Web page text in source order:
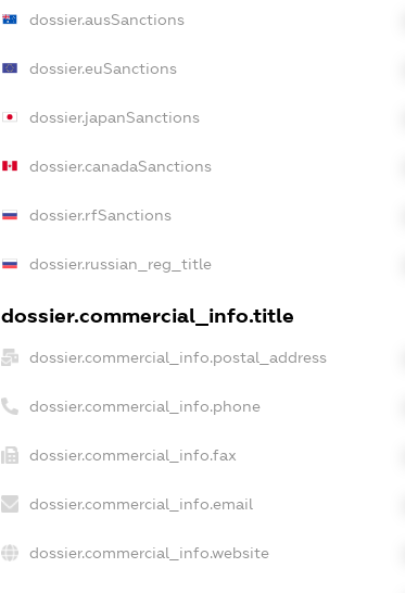
dossier.ausSanctions
dossier.euSanctions
dossier.japanSanctions
dossier.canadaSanctions
dossier.rfSanctions
dossier.russian_reg_title
dossier.commercial_info.title
dossier.commercial_info.postal_address
dossier.commercial_info.phone
dossier.commercial_info.fax
dossier.commercial_info.email
dossier.commercial_info.website